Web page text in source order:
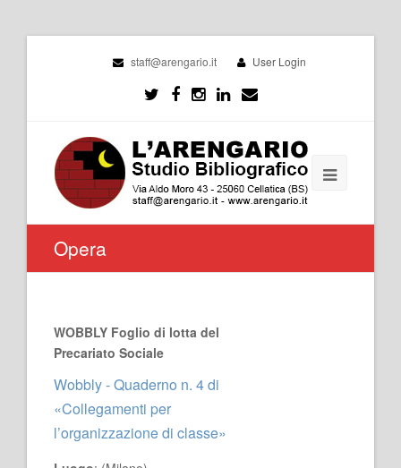
staff@arengario.it User Login
Opera
WOBBLY Foglio di lotta del
Precariato Sociale
Wobbly - Quaderno n. 4 di
«Collegamenti per
l’organizzazione di classe»